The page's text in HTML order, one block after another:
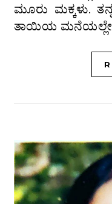
ಮೂರು ಮಕ್ಕಳು.
ತಾಯಿಯ